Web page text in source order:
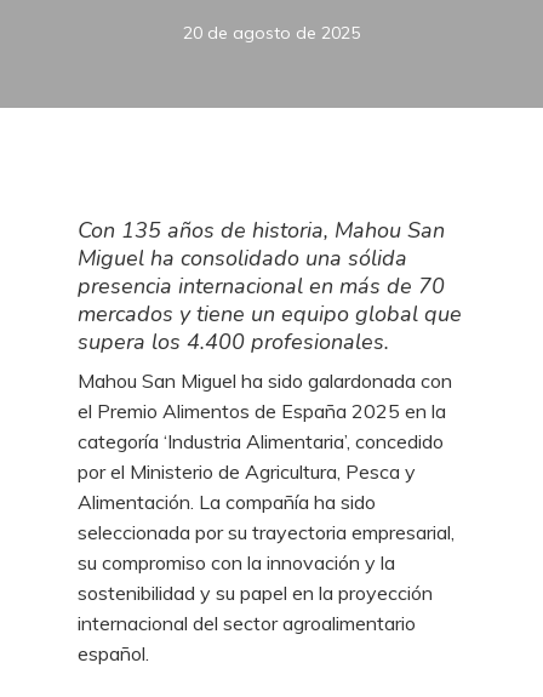
20 de agosto de 2025
Con 135 años de historia, Mahou San
Miguel ha consolidado una sólida
presencia internacional en más de 70
mercados y tiene un equipo global que
supera los 4.400 profesionales.
Mahou San Miguel ha sido galardonada con
el Premio Alimentos de España 2025 en la
categoría ‘Industria Alimentaria’, concedido
por el Ministerio de Agricultura, Pesca y
Alimentación. La compañía ha sido
seleccionada por su trayectoria empresarial,
su compromiso con la innovación y la
sostenibilidad y su papel en la proyección
internacional del sector agroalimentario
español.